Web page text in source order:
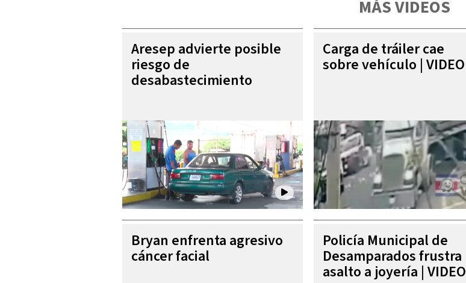
MÁS VIDEOS
Aresep advierte posible
riesgo de
desabastecimiento
Carga de tráiler cae
sobre vehículo | VIDEO
Bryan enfrenta agresivo
cáncer facial
Policía Municipal de
Desamparados frustra
asalto a joyería | VIDEO